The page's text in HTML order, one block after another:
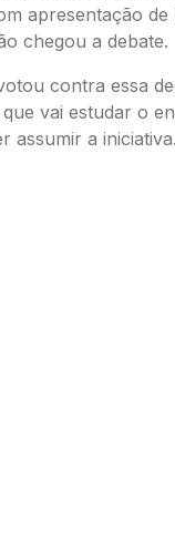
apresentação de
chegou a debate.
contra essa
vai estudar o
assumir a iniciativa.